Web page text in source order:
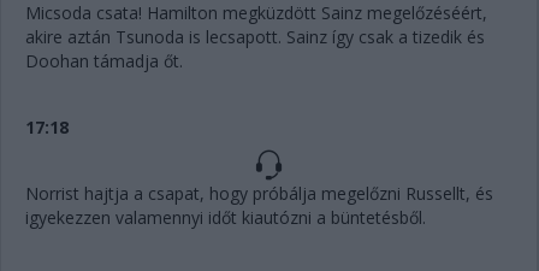
Micsoda csata! Hamilton megküzdött Sainz megelőzéséért,
akire aztán Tsunoda is lecsapott. Sainz így csak a tizedik és
Doohan támadja őt.
17:18
Norrist hajtja a csapat, hogy próbálja megelőzni Russellt, és
igyekezzen valamennyi időt kiautózni a büntetésből.